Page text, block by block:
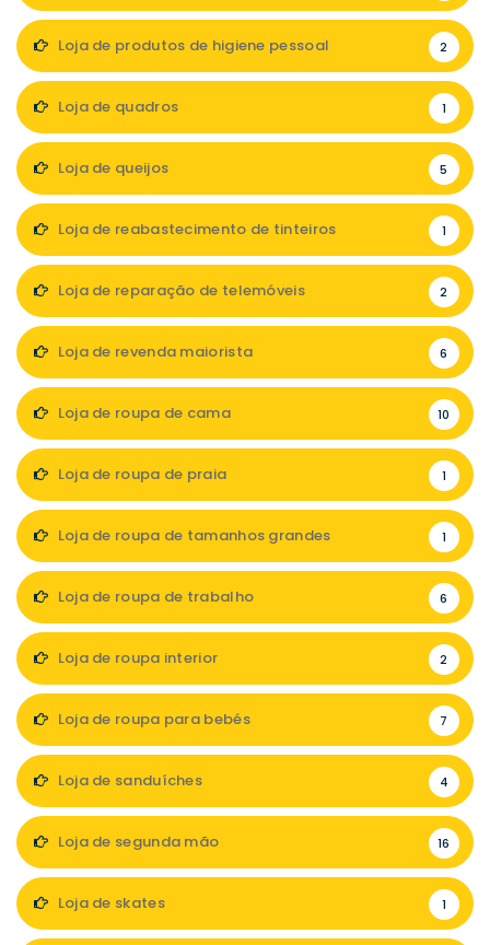
Loja de produtos de higiene pessoal 2
Loja de quadros 1
Loja de queijos 5
Loja de reabastecimento de tinteiros 1
Loja de reparação de telemóveis 2
Loja de revenda maiorista 6
Loja de roupa de cama 10
Loja de roupa de praia 1
Loja de roupa de tamanhos grandes 1
Loja de roupa de trabalho 6
Loja de roupa interior 2
Loja de roupa para bebés 7
Loja de sanduíches 4
Loja de segunda mão 16
Loja de skates 1